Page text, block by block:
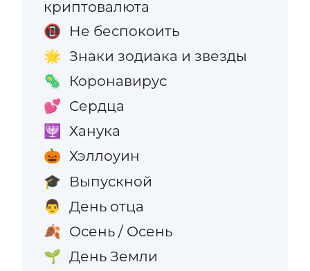
криптовалюта
📵 Не беспокоить
🌟 Знаки зодиака и звезды
🦠 Коронавирус
💕 Сердца
🕎 Ханука
🎃 Хэллоуин
🎓 Выпускной
👨 День отца
🍂 Осень / Осень
🌱 День Земли